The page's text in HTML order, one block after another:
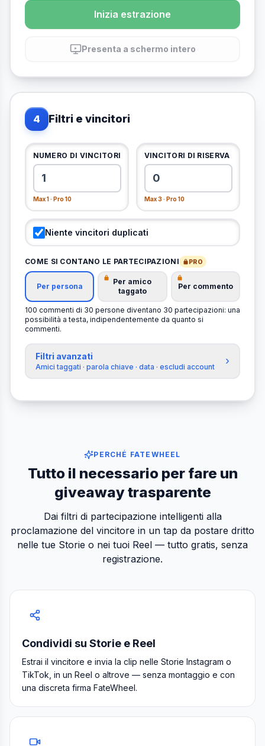
4 Filtri e vincitori
NUMERO DI VINCITORI
Max 1 · Pro 10
VINCITORI DI RISERVA
Max 3 · Pro 10
Niente vincitori duplicati
COME SI CONTANO LE PARTECIPAZIONI PRO
Per persona
Per amico
taggato
Per commento
100 commenti di 30 persone diventano 30 partecipazioni: una
possibilità a testa, indipendentemente da quanto si
commenti.
Filtri avanzati
Amici taggati · parola chiave · data · escludi account ›
Inizia estrazione
Presenta a schermo intero
PERCHÉ FATEWHEEL
Tutto il necessario per fare un
giveaway trasparente
Dai filtri di partecipazione intelligenti alla
proclamazione del vincitore in un tap da postare dritto
nelle tue Storie o nei tuoi Reel — tutto gratis, senza
registrazione.
Condividi su Storie e Reel
Estrai il vincitore e invia la clip nelle Storie Instagram o
TikTok, in un Reel o altrove — senza montaggio e con
una discreta firma FateWheel.